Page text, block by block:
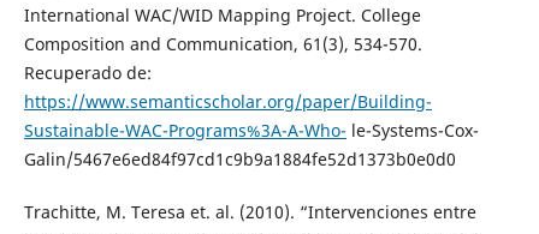
International WAC/WID Mapping Project. College
Composition and Communication, 61(3), 534-570.
Recuperado de:
https://www.semanticscholar.org/paper/Building-
Sustainable-WAC-Programs%3A-A-Who- le-Systems-Cox-
Galin/5467e6ed84f97cd1c9b9a1884fe52d1373b0e0d0
Trachitte, M. Teresa et. al. (2010). “Intervenciones entre